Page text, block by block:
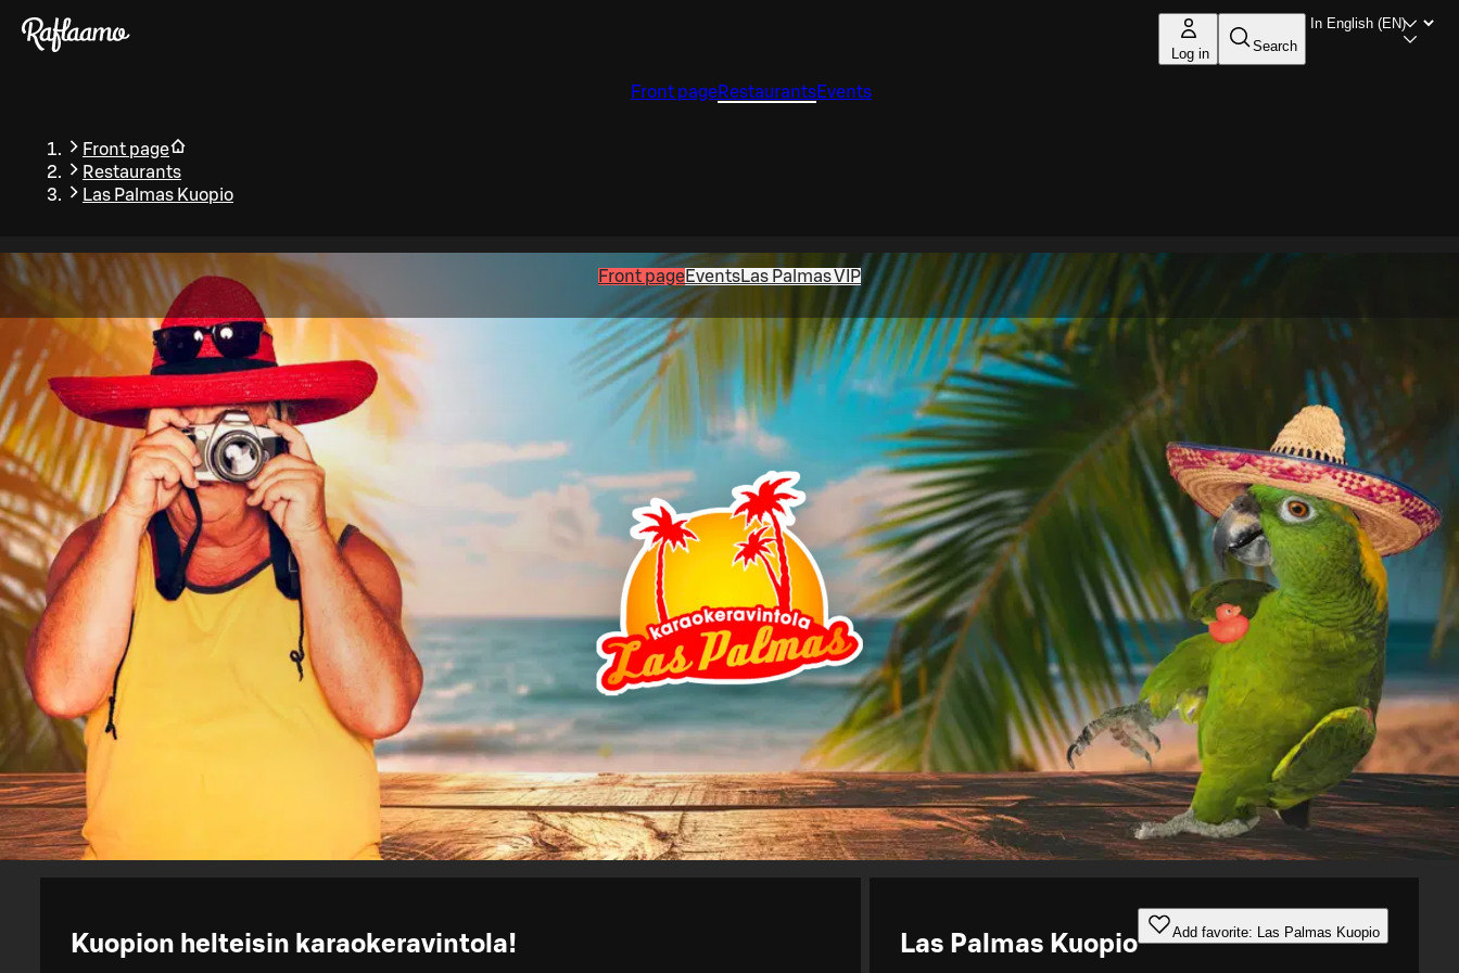
Skip to main content
Log in Search
Front pageRestaurantsEvents
Front page
Restaurants
Las Palmas Kuopio
Front pageEventsLas Palmas VIP
Las Palmas Kuopio Add favorite: Las Palmas Kuopio
Kuopion helteisin karaokeravintola!